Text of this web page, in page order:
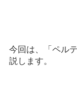
今回は、「ペル
説します。